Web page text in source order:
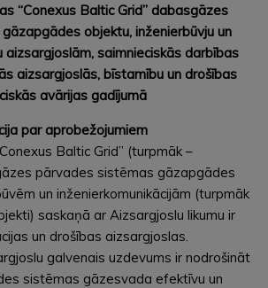
“Conexus Baltic Grid” dabasgāzes
objektu, inženierbūvju un
aizsargjoslām, saimnieciskās darbības
aizsargjoslās, bīstamību un drošības
avārijas gadījumā
par aprobežojumiem
Baltic Grid” (turpmāk –
pārvades sistēmas gāzapgādes
un inženierkomunikācijām (turpmāk
saskaņā ar Aizsargjoslu likumu ir
un drošības aizsargjoslas.
galvenais uzdevums ir nodrošināt
sistēmas gāzesvada efektīvu un